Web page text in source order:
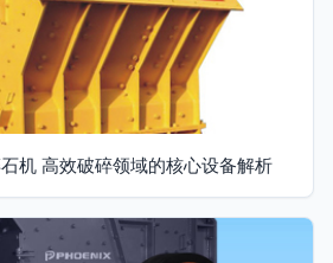
机 高效破碎领域的核心设备解析